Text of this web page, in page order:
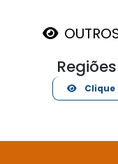
Clique